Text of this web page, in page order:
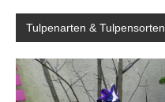
Tulpenarten & Tulpensorten